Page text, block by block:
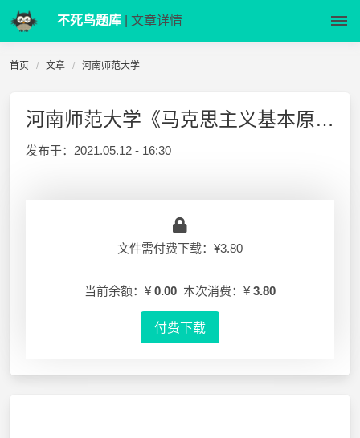
不死鸟题库 | 文章详情
首页 文章 河南师范大学
河南师范大学《马克思主义基本原理概论》期末复习资料
发布于： 2021.05.12 - 16:30
文件需付费下载：¥3.80
当前余额：¥ 0.00 本次消费：¥ 3.80
付费下载